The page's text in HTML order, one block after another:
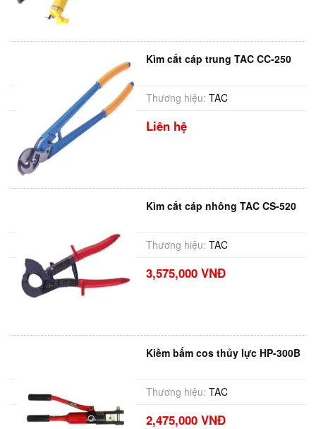
Kìm cắt cáp trung TAC CC-250
Thương hiệu: TAC
Liên hệ
Kìm cắt cáp nhông TAC CS-520
Thương hiệu: TAC
3,575,000 VNĐ
Kiềm bấm cos thủy lực HP-300B
Thương hiệu: TAC
2,475,000 VNĐ